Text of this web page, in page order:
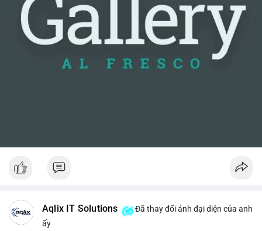
Aqlix IT Solutions
Đã thay đổi ảnh đại diện của anh
ấy